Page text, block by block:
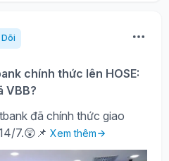
chính thức lên HOSE:
VBB?
đã chính thức giao
7.😲📌 Xem thêm